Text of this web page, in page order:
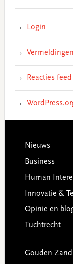
Login
Reacties feed
Footer
Nieuws
Business
Human
Innovatie &
Opinie en
Tuchtrecht
Gouden